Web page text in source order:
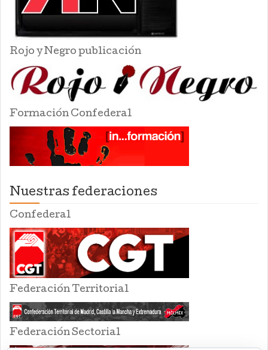
Rojo y Negro publicación
Formación Confederal
Nuestras federaciones
Confederal
Federación Territorial
Federación Sectorial